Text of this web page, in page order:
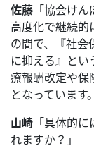
佐藤 「協会け
高度化で継続的
の間で、『社会
に抑える』と
療報酬改定や保
となっています
山崎 「具体的
れますか？」